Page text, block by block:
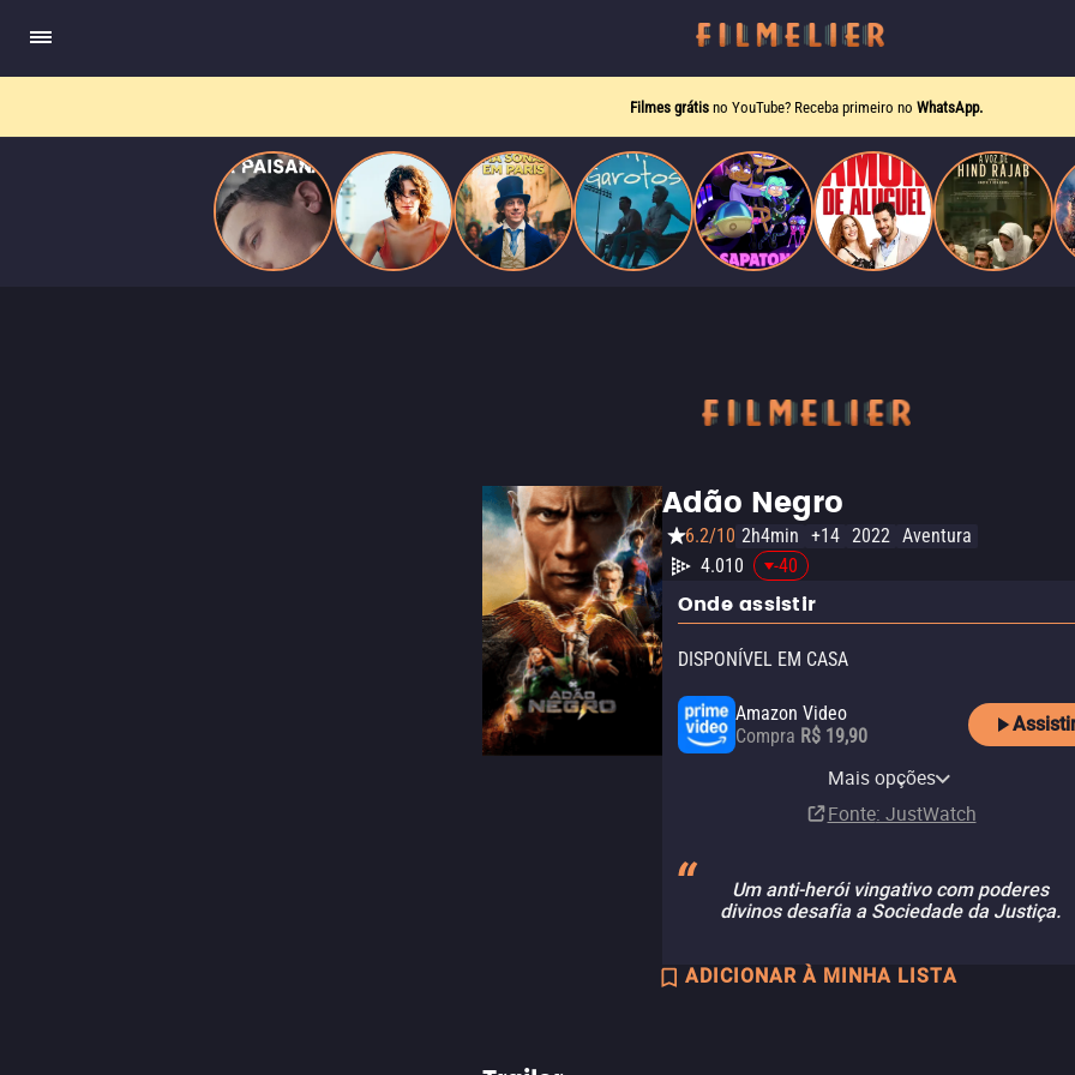
Filmes grátis no YouTube? Receba primeiro no WhatsApp.
Adão Negro
6.2/10 2h4min +14 2022 Aventura
4.010
-40
Onde assistir
DISPONÍVEL EM CASA
Amazon Video
Compra R$ 19,90
Apple TV Store
R$ 11,90
Claro TV+
Vivo Play
HBO Max
Assinatura
YouTube
HBO Max Amazon Channel
Assinatura
Universal+ Amazon Channel
AssinaturaMais opções
Fonte: JustWatch
Um anti-herói vingativo com poderes
divinos desafia a Sociedade da Justiça.
ADICIONAR À MINHA LISTA